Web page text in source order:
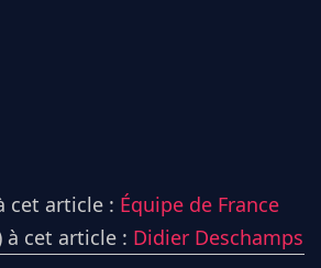
cet article : Équipe de France
à cet article : Didier Deschamps